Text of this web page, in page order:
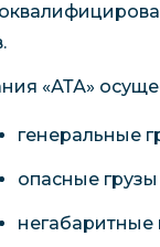
«АТА»
генеральные
опасные грузы
негабаритные